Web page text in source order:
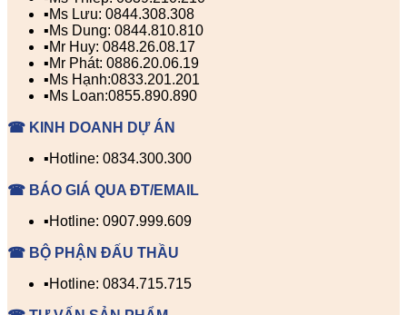
▪️Ms Lưu: 0844.308.308
▪️Ms Dung: 0844.810.810
▪️Mr Huy: 0848.26.08.17
▪️Mr Phát: 0886.20.06.19
▪️Ms Hạnh:0833.201.201
▪️Ms Loan:0855.890.890
☎ KINH DOANH DỰ ÁN
▪️Hotline: 0834.300.300
☎ BÁO GIÁ QUA ĐT/EMAIL
▪️Hotline: 0907.999.609
☎ BỘ PHẬN ĐẤU THẦU
▪️Hotline: 0834.715.715